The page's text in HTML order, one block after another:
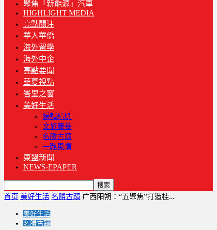
聚焦「新能源」汽車
HIGHLIGHT MEDIA
亮點關注
華人華僑
海外留學
海外中企
亮點要聞
華夏視點
峇里之窗
美好生活
編輯精選
文旅康養
名勝古蹟
一路風情
東盟新聞
NEWS-EPAPER
首页 美好生活 名勝古蹟 广西阳朔：“五聚焦”打造桂...
美好生活
名勝古蹟